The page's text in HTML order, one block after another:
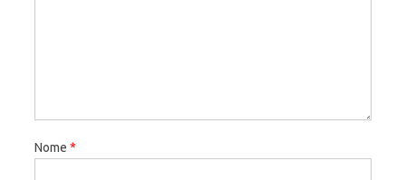
Nome *